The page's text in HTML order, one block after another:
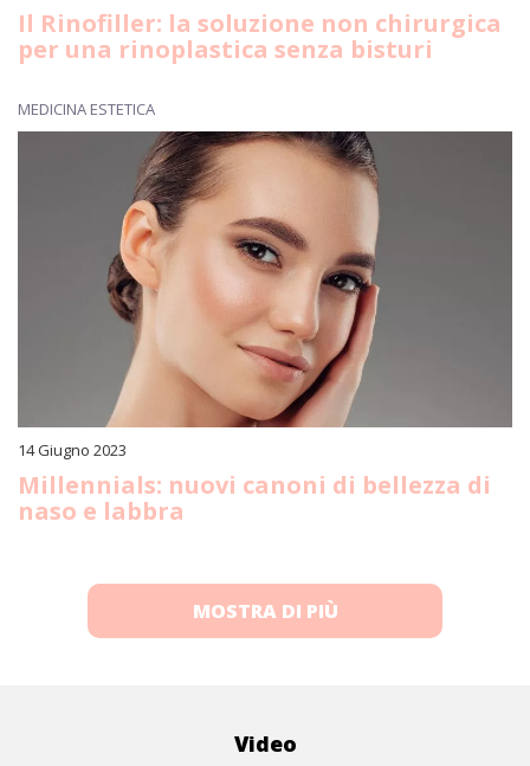
Il Rinofiller: la soluzione non chirurgica
per una rinoplastica senza bisturi
MEDICINA ESTETICA
14 Giugno 2023
Millennials: nuovi canoni di bellezza di
naso e labbra
MOSTRA DI PIÙ
Video